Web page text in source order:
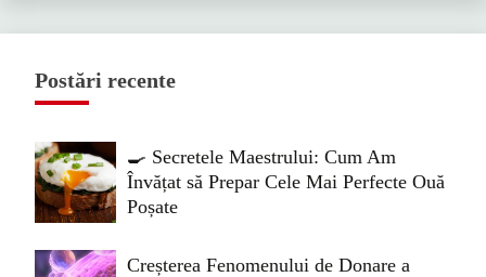
Postări recente
🍳 Secretele Maestrului: Cum Am
Învățat să Prepar Cele Mai Perfecte Ouă
Poșate
Creșterea Fenomenului de Donare a